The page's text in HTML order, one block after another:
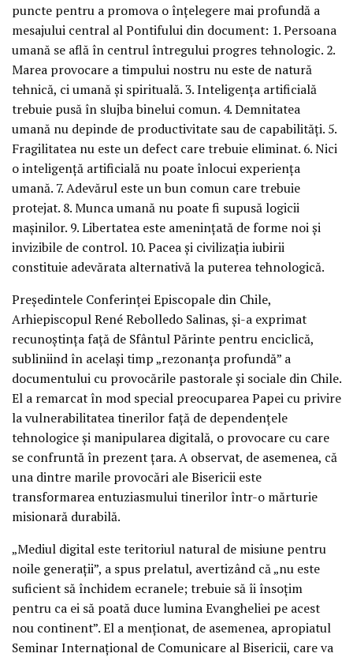
puncte pentru a promova o înțelegere mai profundă a
mesajului central al Pontifului din document: 1. Persoana
umană se află în centrul întregului progres tehnologic. 2.
Marea provocare a timpului nostru nu este de natură
tehnică, ci umană și spirituală. 3. Inteligența artificială
trebuie pusă în slujba binelui comun. 4. Demnitatea
umană nu depinde de productivitate sau de capabilități. 5.
Fragilitatea nu este un defect care trebuie eliminat. 6. Nici
o inteligență artificială nu poate înlocui experiența
umană. 7. Adevărul este un bun comun care trebuie
protejat. 8. Munca umană nu poate fi supusă logicii
mașinilor. 9. Libertatea este amenințată de forme noi și
invizibile de control. 10. Pacea și civilizația iubirii
constituie adevărata alternativă la puterea tehnologică.
Președintele Conferinței Episcopale din Chile,
Arhiepiscopul René Rebolledo Salinas, și-a exprimat
recunoștința față de Sfântul Părinte pentru enciclică,
subliniind în același timp „rezonanța profundă” a
documentului cu provocările pastorale și sociale din Chile.
El a remarcat în mod special preocuparea Papei cu privire
la vulnerabilitatea tinerilor față de dependențele
tehnologice și manipularea digitală, o provocare cu care
se confruntă în prezent țara. A observat, de asemenea, că
una dintre marile provocări ale Bisericii este
transformarea entuziasmului tinerilor într-o mărturie
misionară durabilă.
„Mediul digital este teritoriul natural de misiune pentru
noile generații”, a spus prelatul, avertizând că „nu este
suficient să închidem ecranele; trebuie să îi însoțim
pentru ca ei să poată duce lumina Evangheliei pe acest
nou continent”. El a menționat, de asemenea, apropiatul
Seminar Internațional de Comunicare al Bisericii, care va